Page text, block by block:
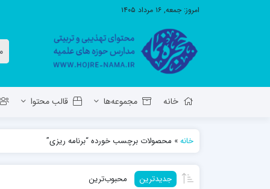
امروز: جمعه, ۱۶ مرداد ۱۴۰۵
خانه مجموعه‌ها قالب محتوا
معاونت تهذیب استان آ.ش
حوزه علمیه حضرت ولی عصر عج بناب
مدرسه
خانه» محصولات برچسب خورده “برنامه ریزی”
جدیدترین محبوب‌ترین